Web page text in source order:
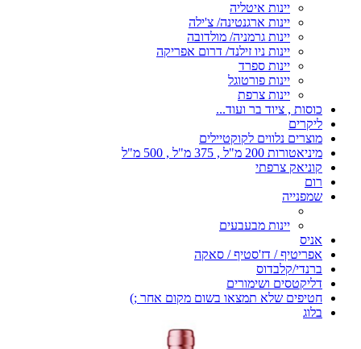
יינות איטליה
יינות ארגנטינה/ צ'ילה
יינות גרמניה/ מולדובה
יינות ניו זילנד/ דרום אפריקה
יינות ספרד
יינות פורטוגל
יינות צרפת
כוסות , ציוד בר ועוד...
ליקרים
מוצרים נלווים לקוקטיילים
מיניאטורות 200 מ"ל , 375 מ"ל , 500 מ"ל
קוניאק צרפתי
רום
שמפנייה
יינות מבעבעים
אניס
אפריטיף / דז'סטיף / סאקה
ברנדי/קלבדוס
דליקטסים ושימורים
חטיפים שלא תמצאו בשום מקום אחר ;)
בלוג